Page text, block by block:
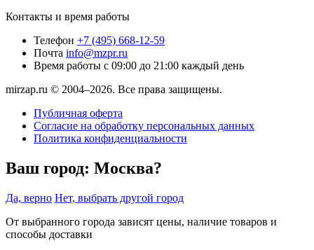
Контакты и время работы
Телефон +7 (495) 668-12-59
Почта info@mzpr.ru
Время работы с 09:00 до 21:00 каждый день
mirzap.ru © 2004–2026. Все права защищены.
Публичная оферта
Согласие на обработку персональных данных
Политика конфиденциальности
Ваш город: Москва?
Да, верно Нет, выбрать другой город
От выбранного города зависят цены, наличие товаров и
способы доставки